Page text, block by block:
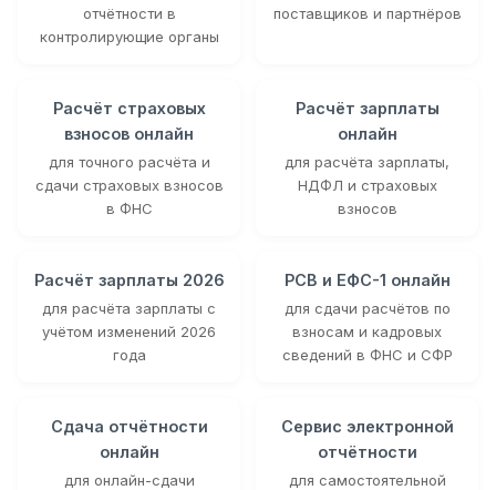
отчётности в
контролирующие органы
поставщиков и партнёров
Расчёт страховых
взносов онлайн
для точного расчёта и
сдачи страховых взносов
в ФНС
Расчёт зарплаты
онлайн
для расчёта зарплаты,
НДФЛ и страховых
взносов
Расчёт зарплаты 2026
для расчёта зарплаты с
учётом изменений 2026
года
РСВ и ЕФС-1 онлайн
для сдачи расчётов по
взносам и кадровых
сведений в ФНС и СФР
Сдача отчётности
онлайн
для онлайн-сдачи
Сервис электронной
отчётности
для самостоятельной